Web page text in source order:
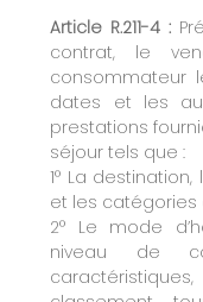
Article R.211-4 :
contrat, le
consommateur
dates et les
prestations
séjour tels que :
1° La
et les catégories
2° Le mode
niveau de